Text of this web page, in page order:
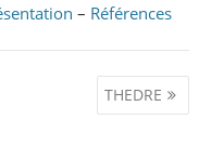
– Références
THEDRE